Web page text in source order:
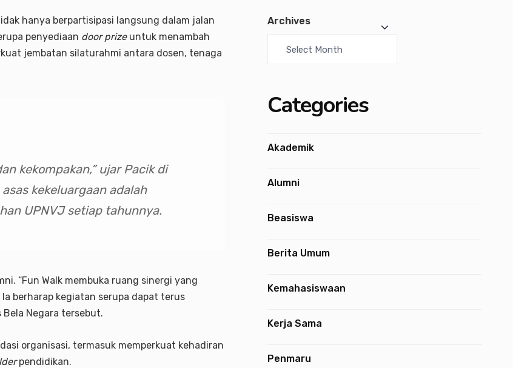
hanya berpartisipasi langsung dalam jalan
penyediaan door prizeuntuk menambah
jembatan silaturahmi antara dosen, tenaga
kekompakan,” ujar Pacik di
kekeluargaan adalah
UPNVJ setiap tahunnya.
“Fun Walk membuka ruang sinergi yang
berharap kegiatan serupa dapat terus
Negara tersebut.
organisasi, termasuk memperkuat kehadiran
pendidikan.
Archives
Categories
Akademik
Alumni
Beasiswa
Berita Umum
Kemahasiswaan
Kerja Sama
Penmaru